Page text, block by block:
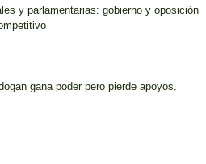
y parlamentarias: gobierno y oposición
gana poder pero pierde apoyos.